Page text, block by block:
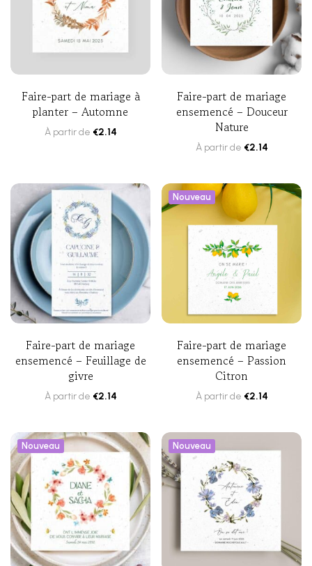
Faire-part de mariage à
planter – Automne
À partir de €2.14
Faire-part de mariage
ensemencé – Douceur
Nature
À partir de €2.14
Faire-part de mariage
ensemencé – Feuillage de
givre
À partir de €2.14
Nouveau
Faire-part de mariage
ensemencé – Passion
Citron
À partir de €2.14
Nouveau Nouveau